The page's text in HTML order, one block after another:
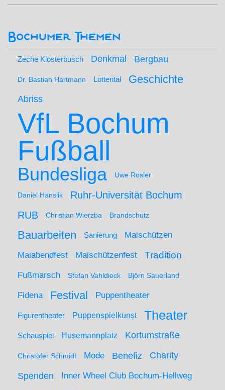
Bochumer Themen
Zeche Klosterbusch Denkmal Bergbau
Dr. Bastian Hartmann Lottental Geschichte
Abriss
VfL Bochum
Fußball
Bundesliga Uwe Rösler
Daniel Hanslik
Ruhr-Universität Bochum
RUB
Christian Wierzba Brandschutz
Bauarbeiten Sanierung
Maischützen
Maiabendfest
Maischützenfest Tradition
Fußmarsch Stefan Vahldieck Björn Sauerland
Fidena Festival Puppentheater
Figurentheater Puppenspielkunst Theater
Schauspiel Husemannplatz Kortumstraße
Christofer Schmidt Mode Benefiz Charity
Spenden Inner Wheel Club Bochum-Hellweg